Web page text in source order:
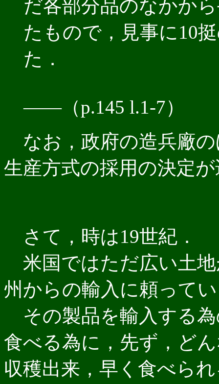
だ各部分品のなかか
たもので，見事に10
た．
――（p.145 l.1-7）
なお，政府の造兵廠の
生産方式の採用の決定
さて，時は19世紀．
米国ではただ広い土
州からの輸入に頼って
その製品を輸入する
食べる為に，先ず，ど
収穫出来，早く食べら